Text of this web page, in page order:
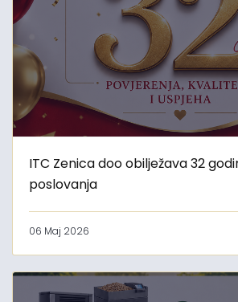
ITC Zenica doo obilježava 32
poslovanja
06 Maj 2026